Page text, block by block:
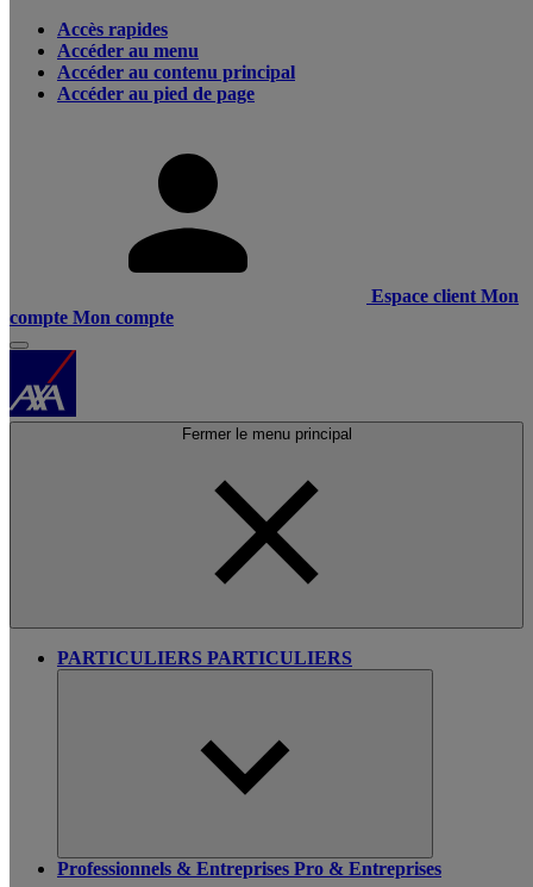
Accès rapides
Accéder au menu
Accéder au contenu principal
Accéder au pied de page
Espace client Mon
compte Mon compte
Fermer le menu principal
PARTICULIERS PARTICULIERS
Professionnels & Entreprises Pro & Entreprises